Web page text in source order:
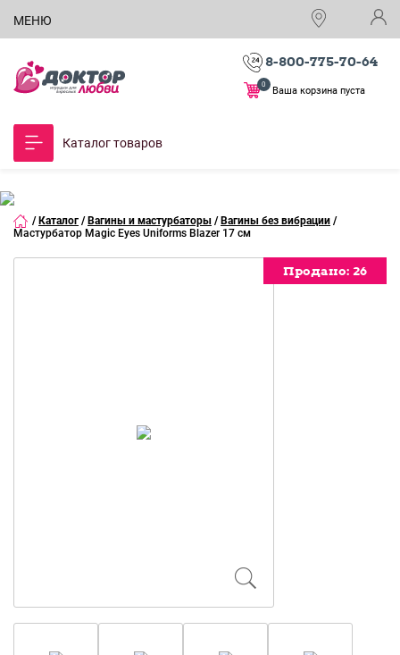
МЕНЮ
8-800-775-70-64
Ваша корзина пуста
0
Каталог товаров
/ Каталог / Вагины и мастурбаторы / Вагины без вибрации /
Мастурбатор Magic Eyes Uniforms Blazer 17 см
Продано: 26
Продано: 26
Продано: 26
Продано: 26
Продано: 26
Продано: 26
Продано: 26
Продано: 26
Продано: 26
Продано: 26
Продано: 26
Продано: 26
Продано: 26